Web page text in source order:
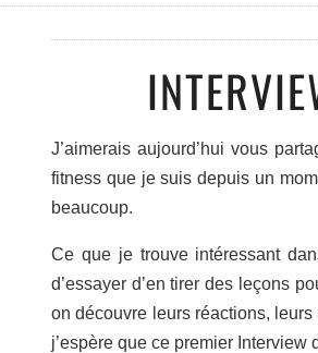
J’aimerais aujourd’hui vous
fitness que je suis depuis un
beaucoup.
Ce que je trouve intéressant
d’essayer d’en tirer des leçons
on découvre leurs réactions,
j’espère que ce premier Interview